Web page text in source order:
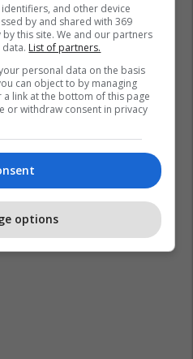
and other device
by and shared with 369
this site. We and our partners
List of partners.
personal data on the basis
can object to by managing
link at the bottom of this page
or withdraw consent in privacy
options